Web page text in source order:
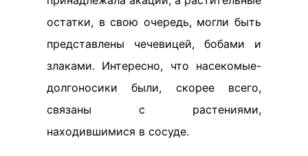
остатки, в свою очередь, могли быть
представлены чечевицей, бобами и
злаками. Интересно, что насекомые-
долгоносики были, скорее всего,
связаны с растениями,
находившимися в сосуде.